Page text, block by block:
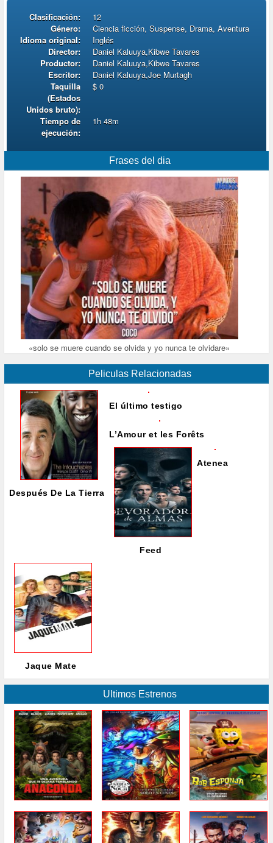
Clasificación:
12
Género:
Ciencia ficción, Suspense, Drama, Aventura
Idioma original:
Inglés
Director:
Daniel Kaluuya,Kibwe Tavares
Productor:
Daniel Kaluuya,Kibwe Tavares
Escritor:
Daniel Kaluuya,Joe Murtagh
Taquilla
(Estados
Unidos bruto):
$ 0
Tiempo de
ejecución:
1h 48m
Frases del dia
«solo se muere cuando se olvida y yo nunca te olvidare»
Peliculas Relacionadas
Después De La Tierra
El último testigo
L’Amour et les Forêts
Feed
Atenea
Jaque Mate
Ultimos Estrenos